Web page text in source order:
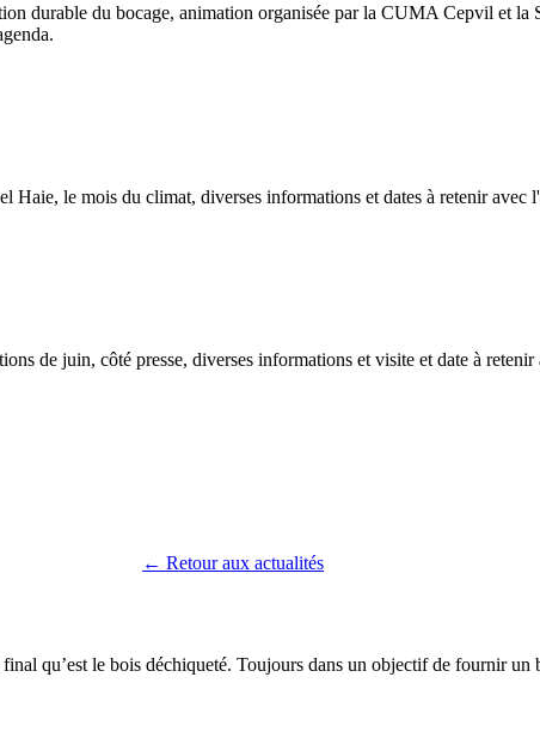
durable du bocage, animation organisée par la CUMA Cepvil et
Haie, le mois du climat, diverses informations et dates à retenir avec
de juin, côté presse, diverses informations et visite et date à retenir
← Retour aux actualités
qu’est le bois déchiqueté. Toujours dans un objectif de fournir un